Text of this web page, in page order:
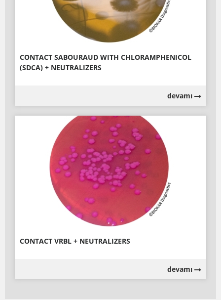
CONTACT SABOURAUD WITH CHLORAMPHENICOL
(SDCA) + NEUTRALIZERS
devamı
CONTACT VRBL + NEUTRALIZERS
devamı